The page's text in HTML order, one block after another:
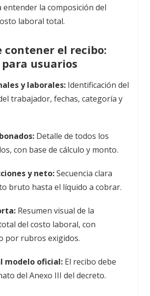
entender la composición del
laboral total.
contener el recibo:
usuarios
y laborales: Identificación del
trabajador, fechas, categoría y
Detalle de todos los
con base de cálculo y monto.
y neto:Secuencia clara
bruto hasta el líquido a cobrar.
Resumen visual de la
del costo laboral, con
por rubros exigidos.
modelo oficial: El recibo debe
del Anexo III del decreto.